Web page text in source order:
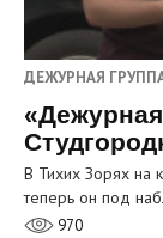
ДЕЖУРНАЯ
В Тихих Зорях на
теперь он под
970